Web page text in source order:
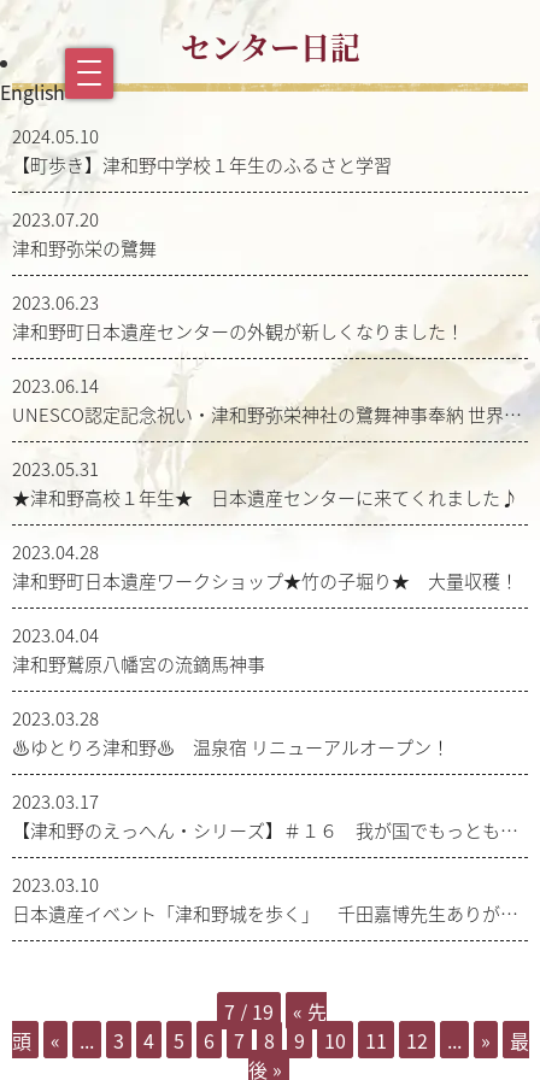
English
センター日記
2024.05.10
【町歩き】津和野中学校１年生のふるさと学習
2023.07.20
津和野弥栄の鷺舞
2023.06.23
津和野町日本遺産センターの外観が新しくなりました！
2023.06.14
UNESCO認定記念祝い・津和野弥栄神社の鷺舞神事奉納 世界遺
産の厳島神社にて
2023.05.31
★津和野高校１年生★ 日本遺産センターに来てくれました♪
2023.04.28
津和野町日本遺産ワークショップ★竹の子堀り★ 大量収穫！
2023.04.04
津和野鷲原八幡宮の流鏑馬神事
2023.03.28
♨ゆとりろ津和野♨ 温泉宿 リニューアルオープン！
2023.03.17
【津和野のえっへん・シリーズ】＃１６ 我が国でもっとも古
いかもしれない亀井玆監公のブロンズ像
2023.03.10
日本遺産イベント「津和野城を歩く」 千田嘉博先生ありがと
うございました！
7 / 19
« 先
頭
« ... 3 4 5 6 7 8 9 10 11 12 ... »
最
後 »